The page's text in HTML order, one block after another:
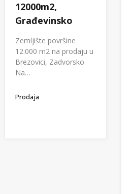
12000m2,
Građevinsko
Zemljište površine
12.000 m2 na prodaju u
Brezovici, Zadvorsko
Na…
Prodaja